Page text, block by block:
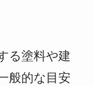
る塗料や建
般的な目安